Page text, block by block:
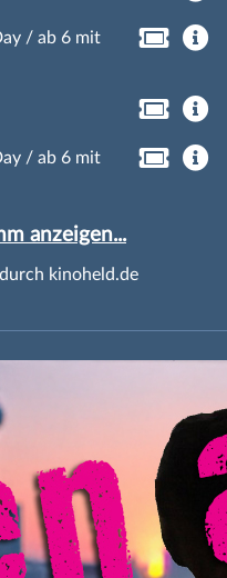
/ ab 6 mit
/ ab 6 mit
anzeigen...
kinoheld.de